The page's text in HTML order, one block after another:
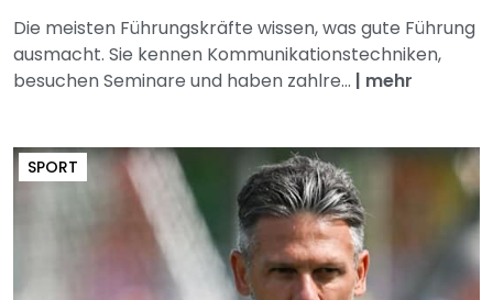
Die meisten Führungskräfte wissen, was gute Führung
ausmacht. Sie kennen Kommunikationstechniken,
besuchen Seminare und haben zahlre... | mehr
SPORT